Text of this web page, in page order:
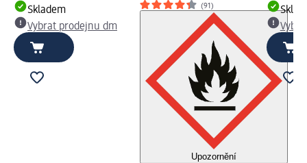
Skladem
Vybrat prodejnu dm
(91)
Upozornění